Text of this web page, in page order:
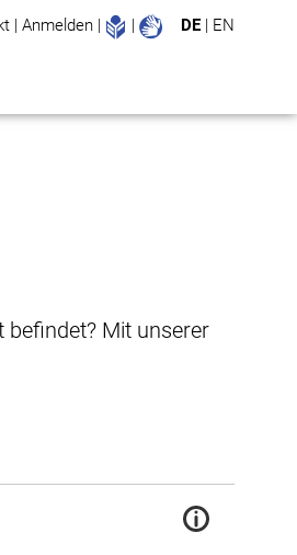
| Anmelden | Leichte Sprache
| DE | EN
befindet? Mit unserer